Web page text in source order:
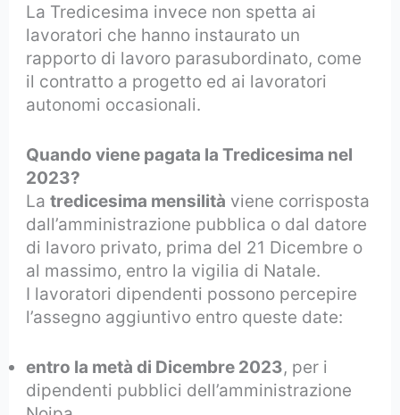
La Tredicesima invece non spetta ai
lavoratori che hanno instaurato un
rapporto di lavoro parasubordinato, come
il contratto a progetto ed ai lavoratori
autonomi occasionali.
Quando viene pagata la Tredicesima nel
2023?
Latredicesima mensilità viene corrisposta
dall’amministrazione pubblica o dal datore
di lavoro privato, prima del 21 Dicembre o
al massimo, entro la vigilia di Natale.
I lavoratori dipendenti possono percepire
l’assegno aggiuntivo entro queste date:
entro la metà di Dicembre 2023, per i
dipendenti pubblici dell’amministrazione